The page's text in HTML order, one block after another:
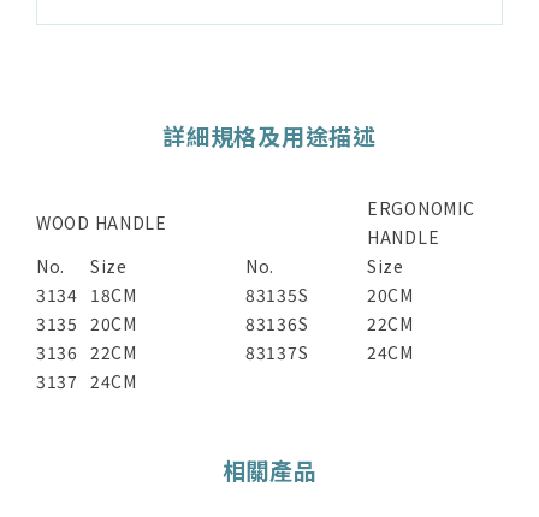
詳細規格及用途描述
WOOD HANDLE
ERGONOMIC
HANDLE
No.
Size No.
Size
3134 18CM 83135S
20CM
3135 20CM 83136S
22CM
3136 22CM 83137S
24CM
3137 24CM
相關產品